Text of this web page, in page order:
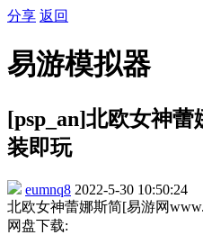
分享 返回
易游模拟器
[psp_an]北欧女神
装即玩
eumnq8 2022-5-30 10:50:24
北欧女神蕾娜斯简[易游网
网盘下载: